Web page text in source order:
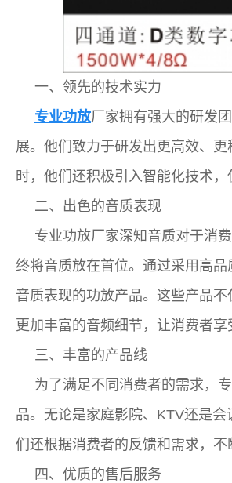
一、领先的技术实力
专业功放厂家拥有强大的研发
展。他们致力于研发出更高效、
时，他们还积极引入智能化技术
二、出色的音质表现
专业功放厂家深知音质对于消
终将音质放在首位。通过采用高
音质表现的功放产品。这些产品
更加丰富的音频细节，让消费者享
三、丰富的产品线
为了满足不同消费者的需求，
品。无论是家庭影院、KTV还是
们还根据消费者的反馈和需求，不
四、优质的售后服务